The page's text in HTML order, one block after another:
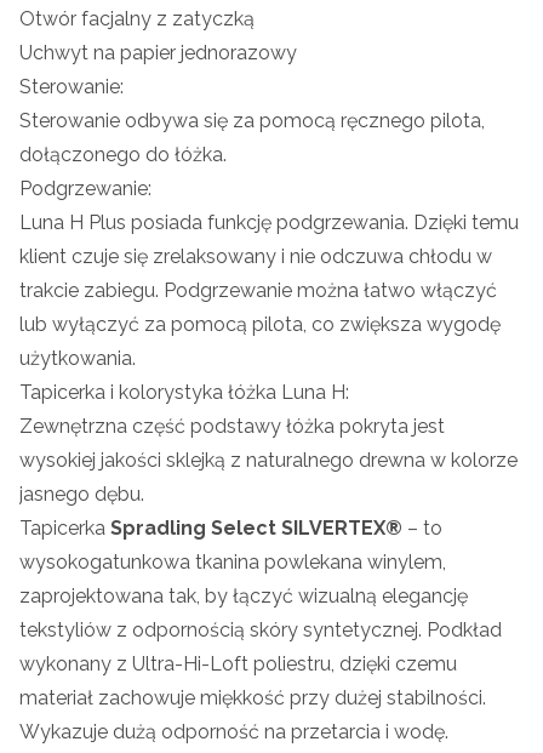
Otwór facjalny z zatyczką
Uchwyt na papier jednorazowy
Sterowanie:
Sterowanie odbywa się za pomocą ręcznego pilota,
dołączonego do łóżka.
Podgrzewanie:
Luna H Plus posiada funkcję podgrzewania. Dzięki temu
klient czuje się zrelaksowany i nie odczuwa chłodu w
trakcie zabiegu. Podgrzewanie można łatwo włączyć
lub wyłączyć za pomocą pilota, co zwiększa wygodę
użytkowania.
Tapicerka i kolorystyka łóżka Luna H:
Zewnętrzna część podstawy łóżka pokryta jest
wysokiej jakości sklejką z naturalnego drewna w kolorze
jasnego dębu.
Tapicerka Spradling Select SILVERTEX® – to
wysokogatunkowa tkanina powlekana winylem,
zaprojektowana tak, by łączyć wizualną elegancję
tekstyliów z odpornością skóry syntetycznej. Podkład
wykonany z Ultra-Hi-Loft poliestru, dzięki czemu
materiał zachowuje miękkość przy dużej stabilności.
Wykazuje dużą odporność na przetarcia i wodę.